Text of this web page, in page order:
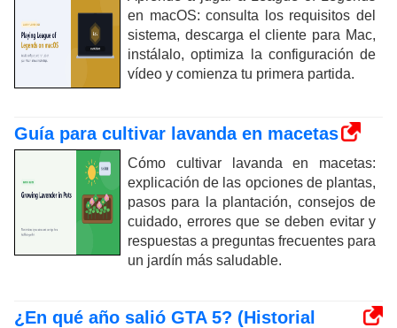
en macOS: consulta los requisitos del
sistema, descarga el cliente para Mac,
instálalo, optimiza la configuración de
vídeo y comienza tu primera partida.
Guía para cultivar lavanda en macetas
Cómo cultivar lavanda en macetas:
explicación de las opciones de plantas,
pasos para la plantación, consejos de
cuidado, errores que se deben evitar y
respuestas a preguntas frecuentes para
un jardín más saludable.
¿En qué año salió GTA 5? (Historial